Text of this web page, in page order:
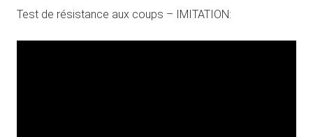
Test de résistance aux coups – IMITATION: